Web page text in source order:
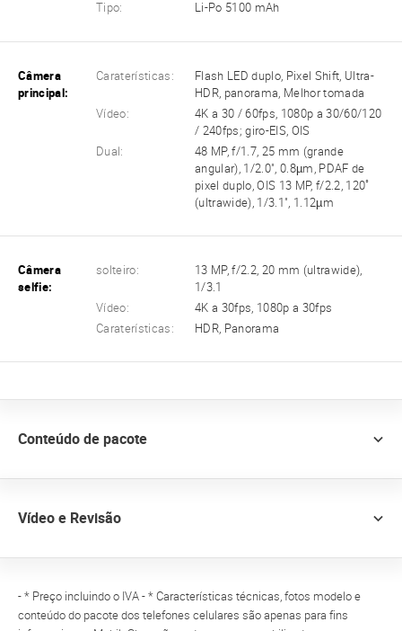
Tipo:
Li-Po 5100 mAh
Câmera
principal:
Caraterísticas:
Flash LED duplo, Pixel Shift, Ultra-
HDR, panorama, Melhor tomada
Vídeo:
4K a 30 / 60fps, 1080p a 30/60/120
/ 240fps; giro-EIS, OIS
Dual:
48 MP, f/1.7, 25 mm (grande
angular), 1/2.0", 0.8µm, PDAF de
pixel duplo, OIS 13 MP, f/2.2, 120˚
(ultrawide), 1/3.1", 1.12µm
Câmera
selfie:
solteiro:
13 MP, f/2.2, 20 mm (ultrawide),
1/3.1
Vídeo:
4K a 30fps, 1080p a 30fps
Caraterísticas:
HDR, Panorama
Conteúdo de pacote
Vídeo e Revisão
- * Preço incluindo o IVA - * Características técnicas, fotos modelo e
conteúdo do pacote dos telefones celulares são apenas para fins